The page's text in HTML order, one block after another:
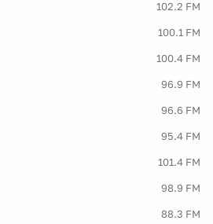
102.2 FM
100.1 FM
100.4 FM
96.9 FM
96.6 FM
95.4 FM
101.4 FM
98.9 FM
88.3 FM